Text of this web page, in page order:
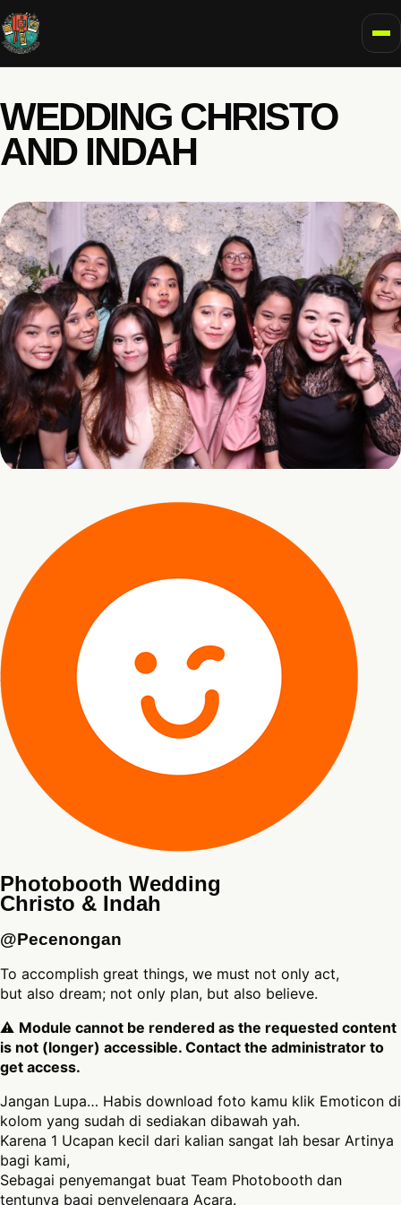
WEDDING CHRISTO
AND INDAH
Photobooth Wedding
Christo & Indah
@Pecenongan
To accomplish great things, we must not only act,
but also dream; not only plan, but also believe.
⚠ Module cannot be rendered as the requested content
is not (longer) accessible. Contact the administrator to
get access.
Jangan Lupa… Habis download foto kamu klik Emoticon di
kolom yang sudah di sediakan dibawah yah.
Karena 1 Ucapan kecil dari kalian sangat lah besar Artinya
bagi kami,
Sebagai penyemangat buat Team Photobooth dan
tentunya bagi penyelengara Acara.